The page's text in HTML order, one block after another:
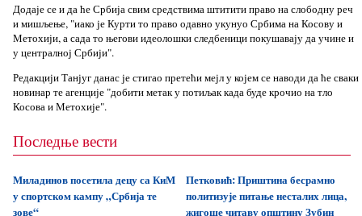
Додаје се и да ће Србија свим средствима штитити право на слободну реч
и мишљење, "иако је Курти то право одавно укунуо Србима на Косову и
Метохији, а сада то његови идеолошки следбеници покушавају да учине и
у централној Србији".
Редакцији Танјуг данас је стигао претећи мејл у којем се наводи да ће сваки
новинар те агенције "добити метак у потиљак када буде крочио на тло
Косова и Метохије".
Последње вести
Миладинов посетила децу са КиМ
у спортском кампу „Србија те
зове“
Петковић: Приштина бесрамно
политизује питање несталих лица,
жигоше читаву општину Зубин